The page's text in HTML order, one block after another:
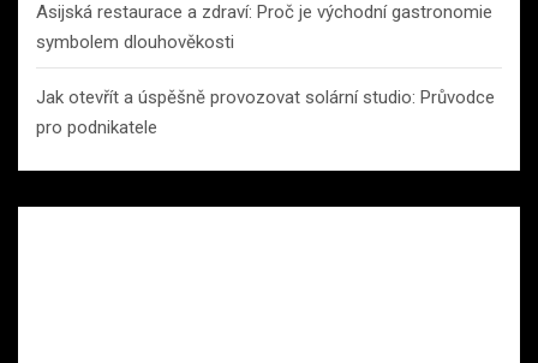
Asijská restaurace a zdraví: Proč je východní gastronomie
symbolem dlouhověkosti
Jak otevřít a úspěšně provozovat solární studio: Průvodce
pro podnikatele